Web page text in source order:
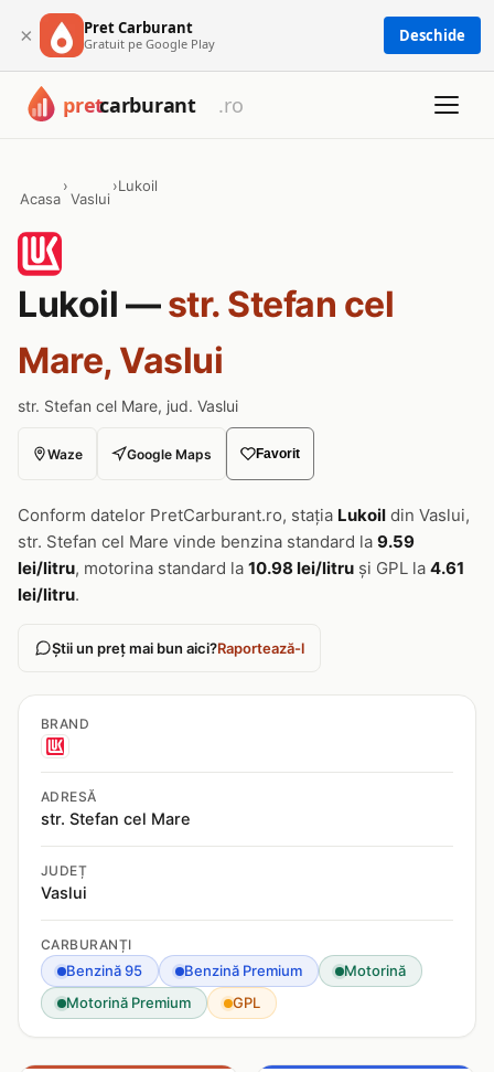
× Pret Carburant
Gratuit pe Google Play Deschide
Acasa
›
Vaslui
›Lukoil
Lukoil —str. Stefan cel
Mare, Vaslui
str. Stefan cel Mare, jud. Vaslui
Waze Google Maps Favorit
Conform datelor PretCarburant.ro, stația Lukoil din Vaslui,
str. Stefan cel Mare vinde benzina standard la 9.59
lei/litru, motorina standard la 10.98 lei/litru și GPL la 4.61
lei/litru.
Știi un preț mai bun aici?Raportează-l
BRAND
ADRESĂ
str. Stefan cel Mare
JUDEȚ
Vaslui
CARBURANȚI
Benzină 95 Benzină Premium
Motorină
Motorină Premium
GPL